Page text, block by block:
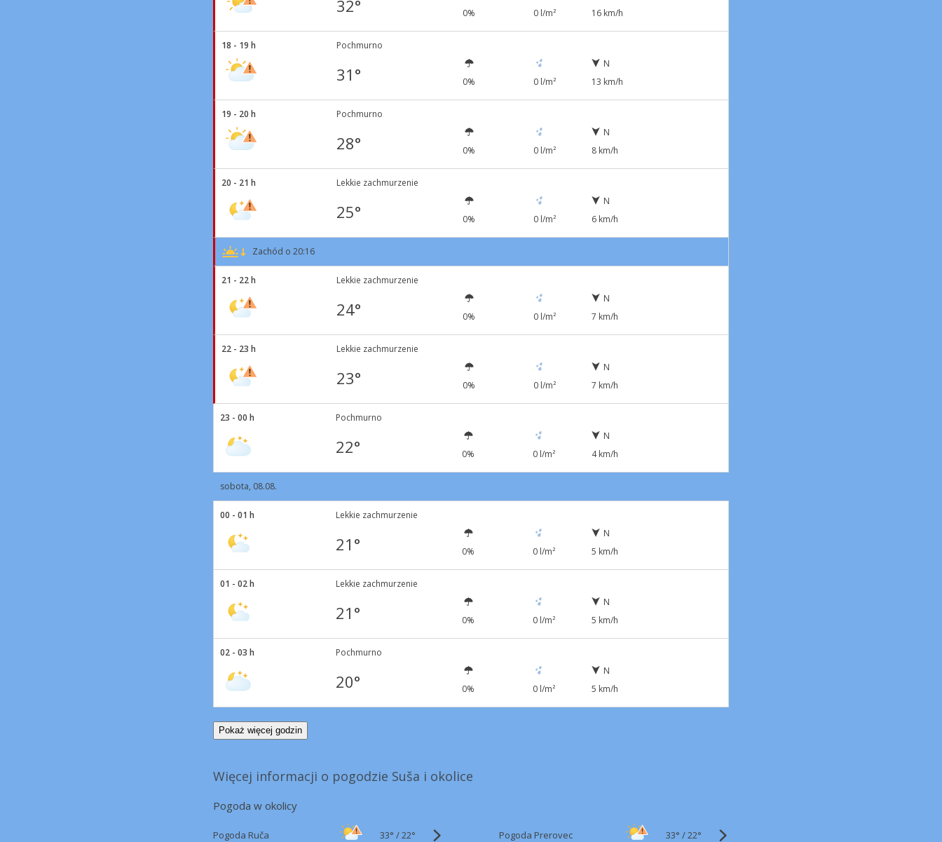
32° 0% 0 l/m²
16 km/h
18 - 19 h Pochmurno
31° 0% 0 l/m²
N
13 km/h
19 - 20 h Pochmurno
28° 0% 0 l/m²
N
8 km/h
20 - 21 h Lekkie zachmurzenie
25° 0% 0 l/m²
N
6 km/h
Zachód o 20:16
21 - 22 h Lekkie zachmurzenie
24° 0% 0 l/m²
N
7 km/h
22 - 23 h Lekkie zachmurzenie
23° 0% 0 l/m²
N
7 km/h
23 - 00 h Pochmurno
22° 0% 0 l/m²
N
4 km/h
sobota, 08.08.
00 - 01 h Lekkie zachmurzenie
21° 0% 0 l/m²
N
5 km/h
01 - 02 h Lekkie zachmurzenie
21° 0% 0 l/m²
N
5 km/h
02 - 03 h Pochmurno
20° 0% 0 l/m²
N
5 km/h
Pokaż więcej godzin
Więcej informacji o pogodzie Suša i okolice
Pogoda w okolicy
Pogoda Ruča 33° /22° Pogoda Prerovec 33° /22°